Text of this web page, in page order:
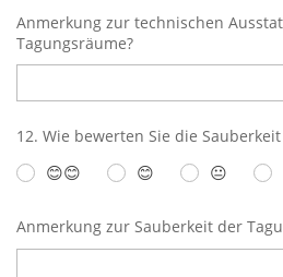
Anmerkung zur technischen
Tagungsräume?
12. Wie bewerten Sie die
😊😊 😊 😐
Anmerkung zur Sauberkeit der